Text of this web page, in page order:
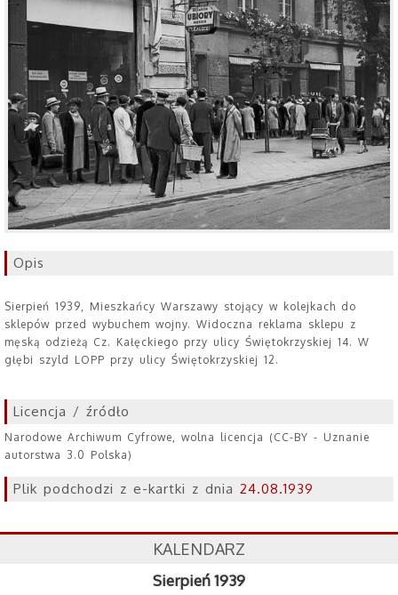
Opis
Sierpień 1939, Mieszkańcy Warszawy stojący w kolejkach do
sklepów przed wybuchem wojny. Widoczna reklama sklepu z
męską odzieżą Cz. Kałęckiego przy ulicy Świętokrzyskiej 14. W
głębi szyld LOPP przy ulicy Świętokrzyskiej 12.
Licencja / źródło
Narodowe Archiwum Cyfrowe, wolna licencja (CC-BY - Uznanie
autorstwa 3.0 Polska)
Plik podchodzi z e-kartki z dnia 24.08.1939
KALENDARZ
Sierpień 1939